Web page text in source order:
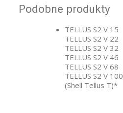
Podobne produkty
TELLUS S2 V 15
TELLUS S2 V 22
TELLUS S2 V 32
TELLUS S2 V 46
TELLUS S2 V 68
TELLUS S2 V 100
(Shell Tellus T)*